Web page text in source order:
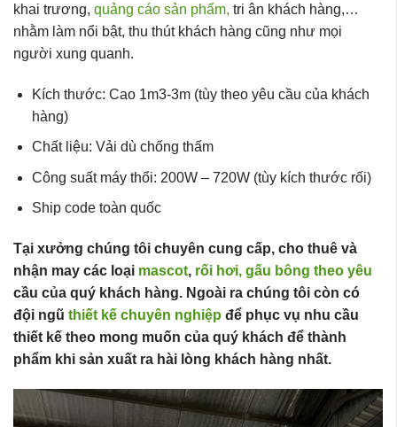
khai trương, quảng cáo sản phẩm, tri ân khách hàng,…
nhằm làm nổi bật, thu thút khách hàng cũng như mọi
người xung quanh.
Kích thước: Cao 1m3-3m (tùy theo yêu cầu của khách
hàng)
Chất liệu: Vải dù chống thấm
Công suất máy thổi: 200W – 720W (tùy kích thước rối)
Ship code toàn quốc
Tại xưởng chúng tôi chuyên cung cấp, cho thuê và
nhận may các loại mascot, rối hơi, gấu bông theo yêu
cầu của quý khách hàng. Ngoài ra chúng tôi còn có
đội ngũ thiết kế chuyên nghiệp để phục vụ nhu cầu
thiết kế theo mong muốn của quý khách để thành
phẩm khi sản xuất ra hài lòng khách hàng nhất.